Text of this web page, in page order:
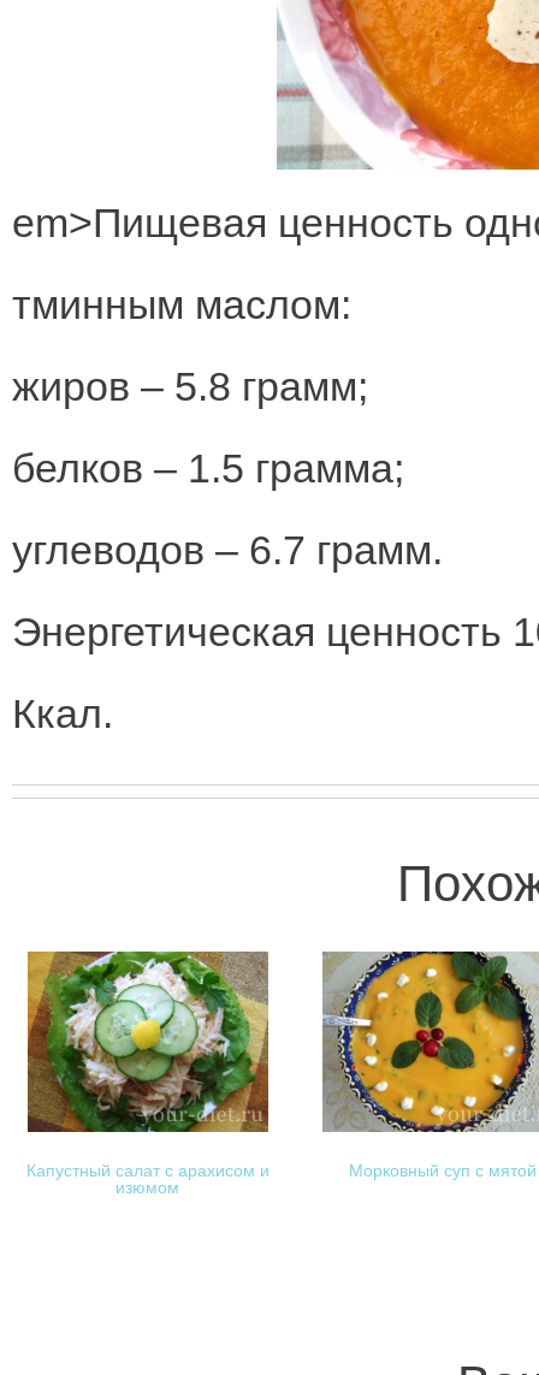
em>Пищевая ценность
тминным маслом:
жиров – 5.8 грамм;
белков – 1.5 грамма;
углеводов – 6.7 грамм.
Энергетическая ценность
Ккал.
Капустный салат с арахисом и
изюмом
Морковный суп с мятой